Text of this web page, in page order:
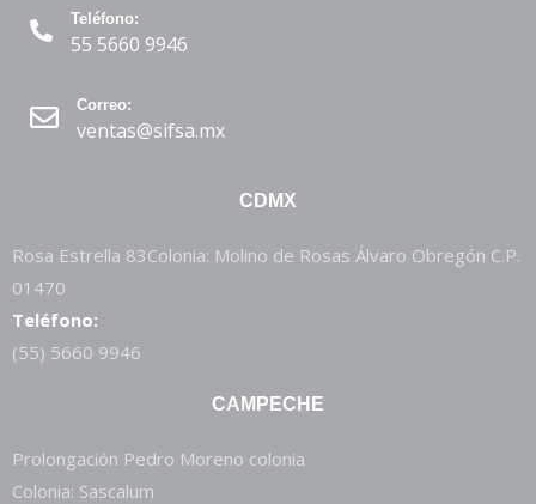
Teléfono:
55 5660 9946
Correo:
ventas@sifsa.mx
CDMX
Rosa Estrella 83Colonia: Molino de Rosas Álvaro Obregón C.P.
01470
Teléfono:
(55) 5660 9946
CAMPECHE
Prolongación Pedro Moreno colonia
Colonia: Sascalum